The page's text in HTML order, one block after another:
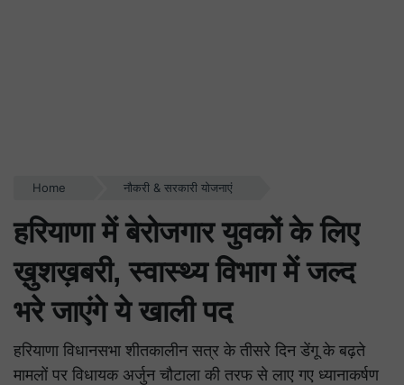
Home नौकरी & सरकारी योजनाएं
हरियाणा में बेरोजगार युवकों के लिए
ख़ुशख़बरी, स्वास्थ्य विभाग में जल्द
भरे जाएंगे ये खाली पद
हरियाणा विधानसभा शीतकालीन सत्र के तीसरे दिन डेंगू के बढ़ते
मामलों पर विधायक अर्जुन चौटाला की तरफ से लाए गए ध्यानाकर्षण